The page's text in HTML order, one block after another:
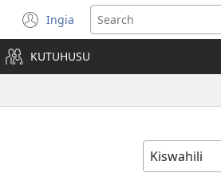
Ingia
(opens
new
window)
KUTUHUSU